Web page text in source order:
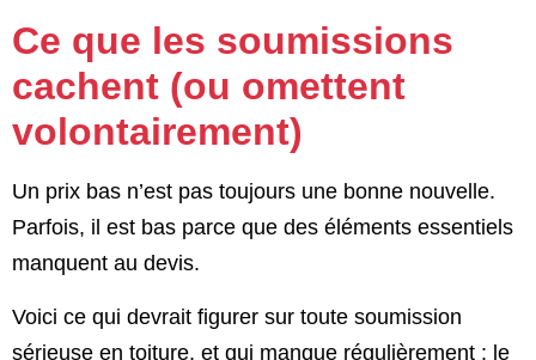
Ce que les soumissions
cachent (ou omettent
volontairement)
Un prix bas n’est pas toujours une bonne nouvelle.
Parfois, il est bas parce que des éléments essentiels
manquent au devis.
Voici ce qui devrait figurer sur toute soumission
sérieuse en toiture, et qui manque régulièrement : le